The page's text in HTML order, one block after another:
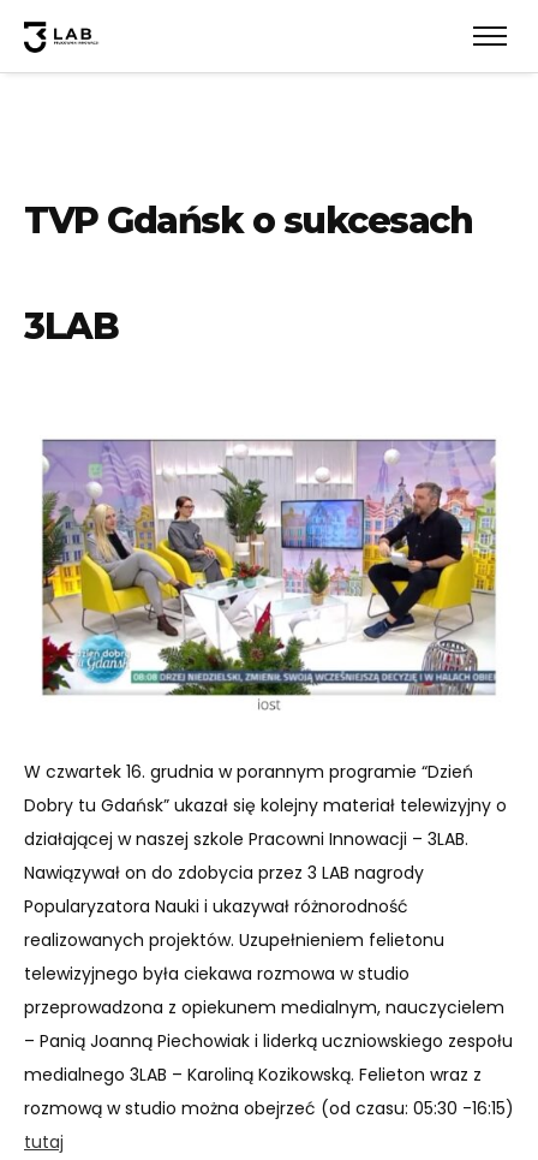
TVP Gdańsk o sukcesach
3LAB
W czwartek 16. grudnia w porannym programie “Dzień
Dobry tu Gdańsk” ukazał się kolejny materiał telewizyjny o
działającej w naszej szkole Pracowni Innowacji – 3LAB.
Nawiązywał on do zdobycia przez 3 LAB nagrody
Popularyzatora Nauki i ukazywał różnorodność
realizowanych projektów. Uzupełnieniem felietonu
telewizyjnego była ciekawa rozmowa w studio
przeprowadzona z opiekunem medialnym, nauczycielem
– Panią Joanną Piechowiak i liderką uczniowskiego zespołu
medialnego 3LAB – Karoliną Kozikowską. Felieton wraz z
rozmową w studio można obejrzeć (od czasu: 05:30 -16:15)
tutaj